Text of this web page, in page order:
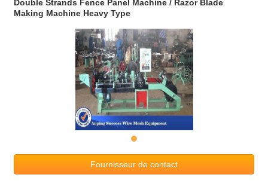
Double Strands Fence Panel Machine / Razor Blade
Making Machine Heavy Type
Fournisseur de contact